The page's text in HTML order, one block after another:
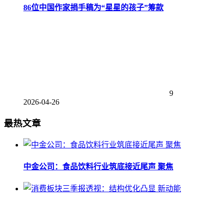
86位中国作家捐手稿为“星星的孩子”筹款
9
2026-04-26
最热文章
中金公司：食品饮料行业筑底接近尾声 聚焦